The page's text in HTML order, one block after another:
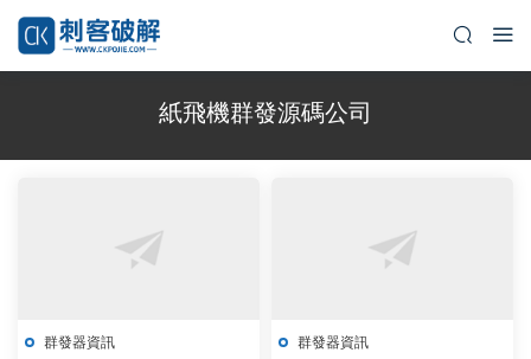
紙飛機群發源碼公司
群發器資訊 群發器資訊